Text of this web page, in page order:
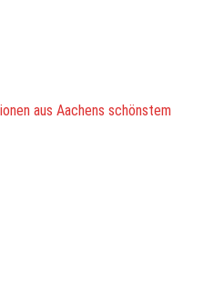
aus Aachens schönstem